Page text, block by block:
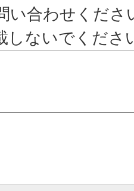
い合わせくださ
しないでくださ